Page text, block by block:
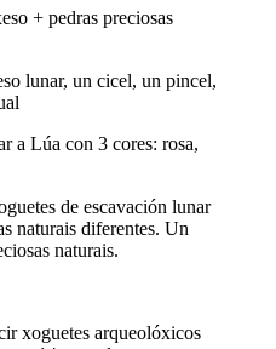
+ pedras preciosas
lunar, un cicel, un pincel,
a Lúa con 3 cores: rosa,
de escavación lunar
naturais diferentes. Un
naturais.
xoguetes arqueolóxicos